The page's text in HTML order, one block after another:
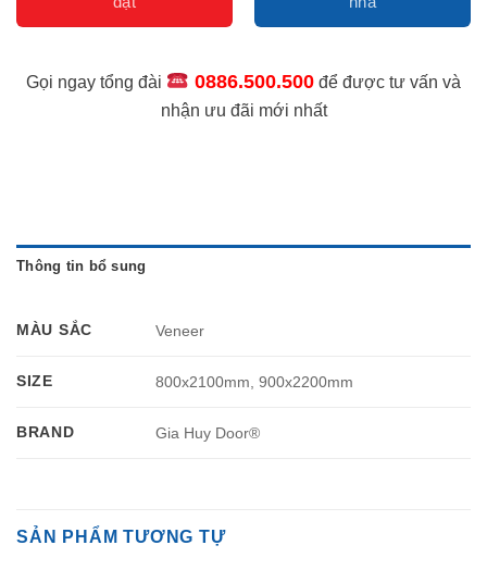
Gọi ngay tổng đài 0886.500.500để được tư vấn và
nhận ưu đãi mới nhất
Thông tin bổ sung
MÀU SẮC Veneer
SIZE 800x2100mm, 900x2200mm
BRAND Gia Huy Door®
SẢN PHẨM TƯƠNG TỰ